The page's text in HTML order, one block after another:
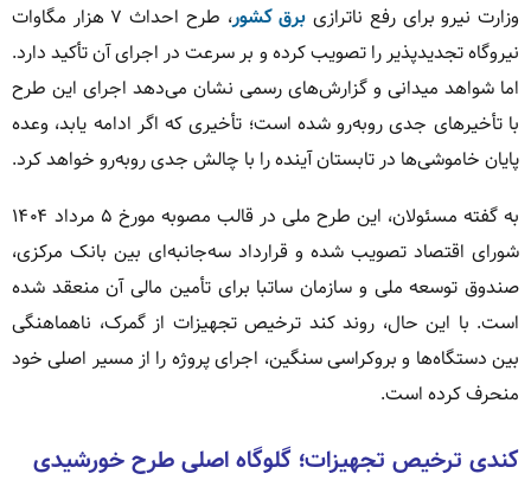
وزارت نیرو برای رفع ناترازیبرق کشور
، طرح احداث ۷ هزار مگاوات
نیروگاه تجدیدپذیر را تصویب کرده و بر سرعت در اجرای آن تأکید دارد.
اما شواهد میدانی و گزارش‌های رسمی نشان می‌دهد اجرای این طرح
با تأخیرهای جدی روبه‌رو شده است؛ تأخیری که اگر ادامه یابد، وعده
پایان خاموشی‌ها در تابستان آینده را با چالش جدی روبه‌رو خواهد کرد.
به گفته مسئولان، این طرح ملی در قالب مصوبه مورخ ۵ مرداد ۱۴۰۴
شورای اقتصاد تصویب شده و قرارداد سه‌جانبه‌ای بین بانک مرکزی،
صندوق توسعه ملی و سازمان ساتبا برای تأمین مالی آن منعقد شده
است. با این حال، روند کند ترخیص تجهیزات از گمرک، ناهماهنگی
بین دستگاه‌ها و بروکراسی سنگین، اجرای پروژه را از مسیر اصلی خود
منحرف کرده است.
کندی ترخیص تجهیزات؛ گلوگاه اصلی طرح خورشیدی